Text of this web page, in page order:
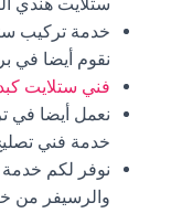
خدمة تركيب
نقوم أيضا في
فني ستلايت
نعمل أيضا في
خدمة فني تصليح
نوفر لكم خدمة
والرسيفر من